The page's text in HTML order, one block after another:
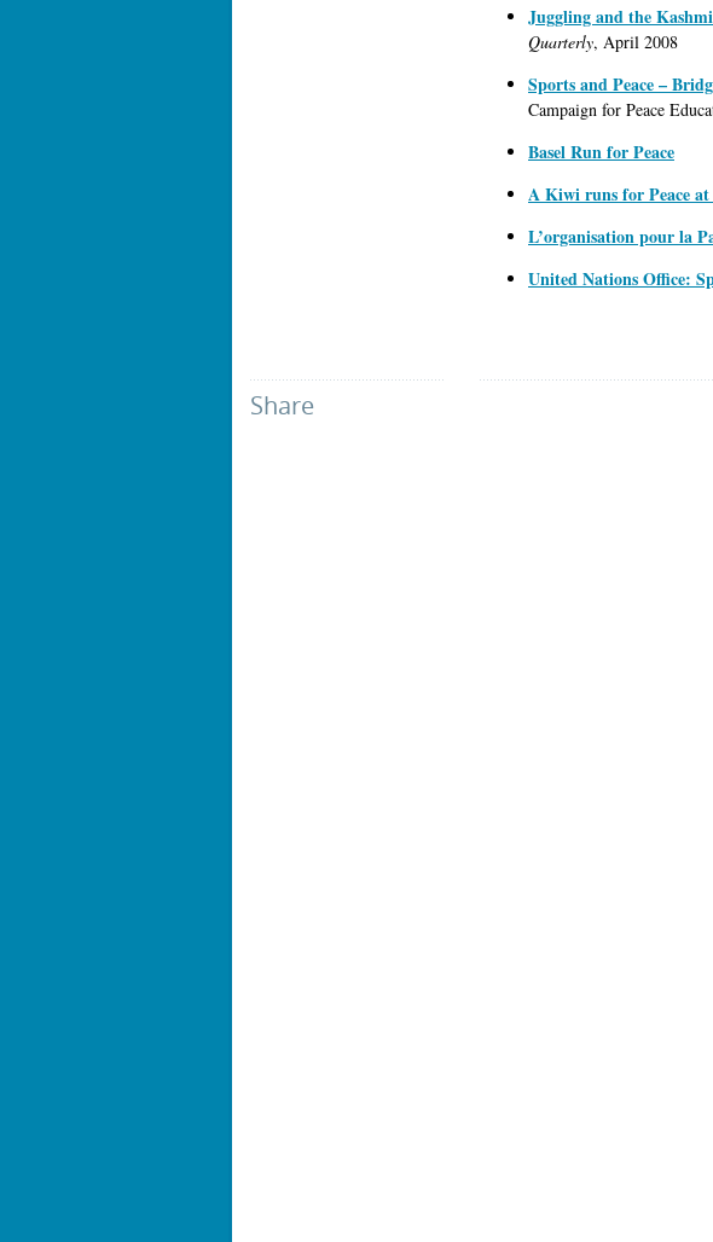
Juggling and the
Quarterly, April 2008
Sports and Peace –
Campaign for Peace
Basel Run for Peace
A Kiwi runs for Peace
L’organisation pour la
United Nations Office:
Share